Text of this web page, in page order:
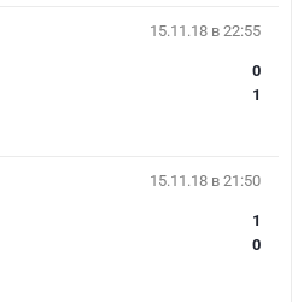
15.11.18 в 22:55
0
1
15.11.18 в 21:50
1
0